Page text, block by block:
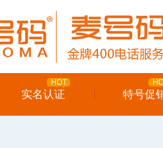
实名认证 特号促